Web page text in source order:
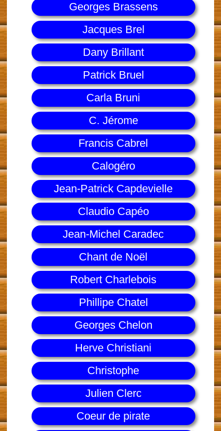
Georges Brassens
Jacques Brel
Dany Brillant
Patrick Bruel
Carla Bruni
C. Jérome
Francis Cabrel
Calogéro
Jean-Patrick Capdevielle
Claudio Capéo
Jean-Michel Caradec
Chant de Noël
Robert Charlebois
Phillipe Chatel
Georges Chelon
Herve Christiani
Christophe
Julien Clerc
Coeur de pirate